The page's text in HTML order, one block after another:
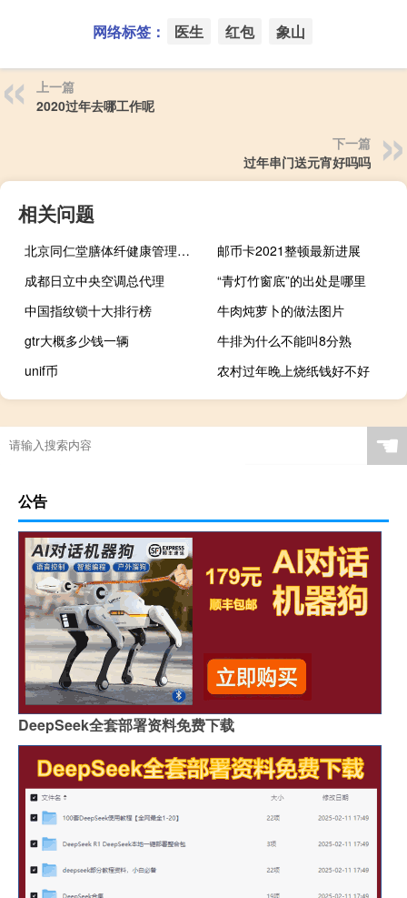
网络标签： 医生 红包 象山
上一篇
2020过年去哪工作呢
下一篇
过年串门送元宵好吗吗
相关问题
北京同仁堂膳体纤健康管理中心（北京同仁堂膳体纤减肥产品怎么样）
邮币卡2021整顿最新进展
成都日立中央空调总代理
“青灯竹窗底”的出处是哪里
中国指纹锁十大排行榜
牛肉炖萝卜的做法图片
gtr大概多少钱一辆
牛排为什么不能叫8分熟
unif币
农村过年晚上烧纸钱好不好
☚
公告
DeepSeek全套部署资料免费下载